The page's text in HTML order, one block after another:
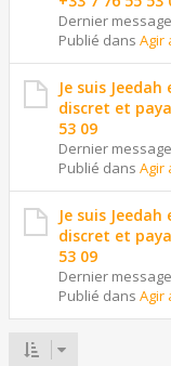
Dernier
Publié dans Agir
Je suis
discret et
53 09
Dernier
Publié dans Agir
Je suis
discret et
53 09
Dernier
Publié dans Agir